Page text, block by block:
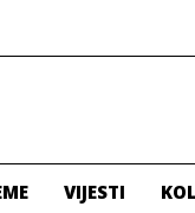
VIJESTI